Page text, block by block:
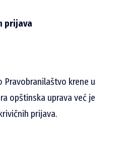
prijava
Pravobranilaštvo krene u
opštinska uprava već je
prijava.